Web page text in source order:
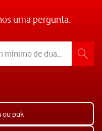
uma pergunta.
ou puk